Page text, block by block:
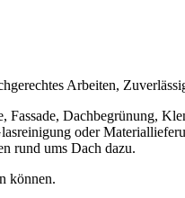
Arbeiten,
Fassade, Dachbegrünung,
oder
rund ums Dach dazu.
können.